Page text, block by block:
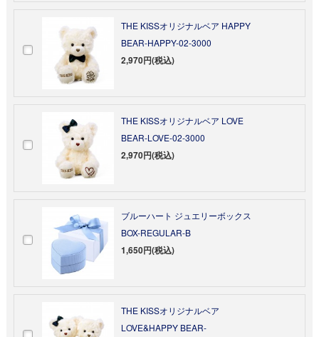
THE KISSオリジナルベア HAPPY
BEAR-HAPPY-02-3000
2,970円(税込)
THE KISSオリジナルベア LOVE
BEAR-LOVE-02-3000
2,970円(税込)
ブルーハート ジュエリーボックス
BOX-REGULAR-B
1,650円(税込)
THE KISSオリジナルベア
LOVE&HAPPY BEAR-